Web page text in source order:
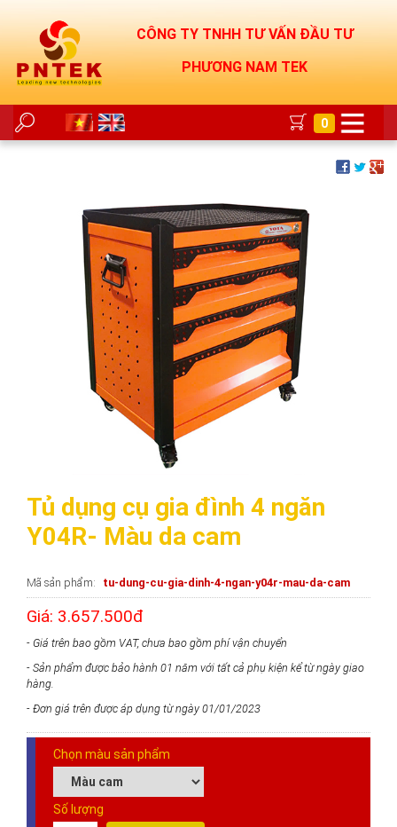
CÔNG TY TNHH TƯ VẤN ĐẦU TƯ
PHƯƠNG NAM TEK
0
Tủ dụng cụ gia đình 4 ngăn
Y04R- Màu da cam
Mã sản phẩm tu-dung-cu-gia-dinh-4-ngan-y04r-mau-da-cam
Giá: 3.657.500đ
- Giá trên bao gồm VAT, chưa bao gồm phí vận chuyển
- Sản phẩm được bảo hành 01 năm với tất cả phụ kiện kể từ ngày giao
hàng.
- Đơn giá trên được áp dụng từ ngày 01/01/2023
Chọn màu sản phẩm
Số lượng